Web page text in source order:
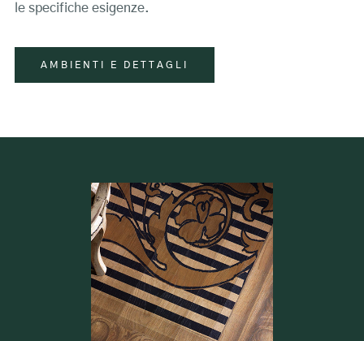
le specifiche esigenze.
AMBIENTI E DETTAGLI